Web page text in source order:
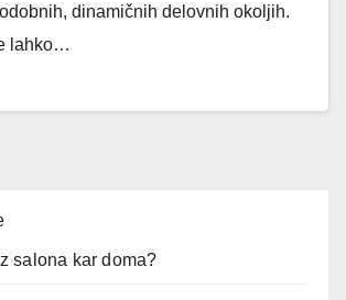
dinamičnih delovnih okoljih.
lahko…
salona kar doma?